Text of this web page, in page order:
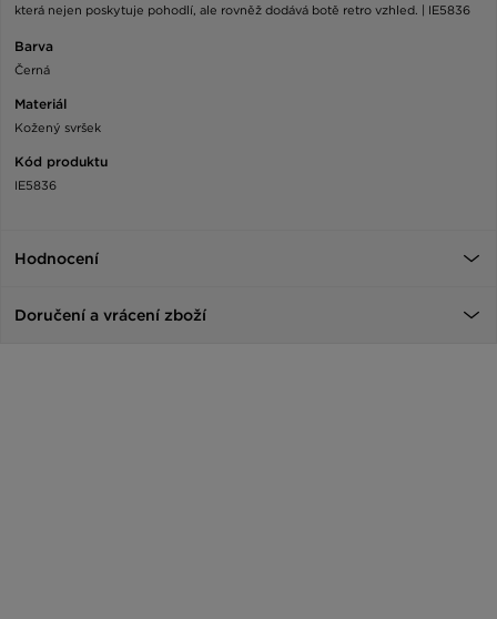
která nejen poskytuje pohodlí, ale rovněž dodává botě retro vzhled. | IE5836
Barva
Černá
Materiál
Kožený svršek
Kód produktu
IE5836
Hodnocení
Doručení a vrácení zboží